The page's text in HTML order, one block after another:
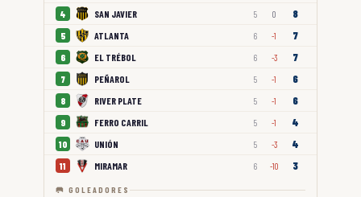
4 SAN JAVIER 5 0 8
5 ATLANTA 6 -1 7
6 EL TRÉBOL 6 -3 7
7 PEÑAROL 5 -1 6
8 RIVER PLATE 5 -1 6
9 FERRO CARRIL 5 -1 4
10 UNIÓN 5 -3 4
11 MIRAMAR 6 -10 3
🥅 GOLEADORES